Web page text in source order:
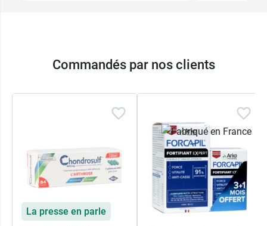
Commandés par nos clients
La presse en parle